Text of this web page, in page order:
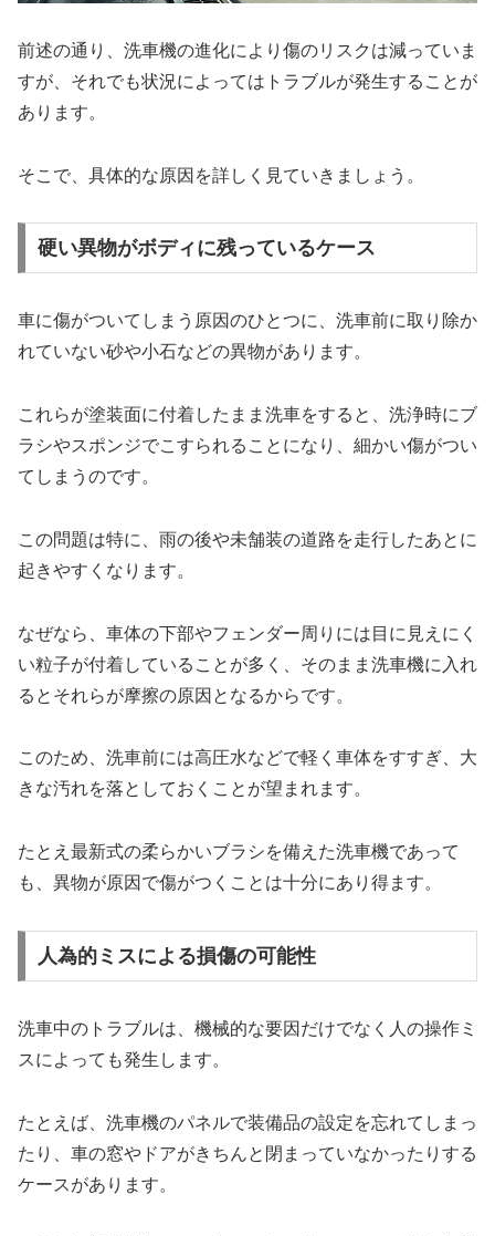
前述の通り、洗車機の進化により傷のリスクは減っていま
すが、それでも状況によってはトラブルが発生することが
あります。
そこで、具体的な原因を詳しく見ていきましょう。
硬い異物がボディに残っているケース
車に傷がついてしまう原因のひとつに、洗車前に取り除か
れていない砂や小石などの異物があります。
これらが塗装面に付着したまま洗車をすると、洗浄時にブ
ラシやスポンジでこすられることになり、細かい傷がつい
てしまうのです。
この問題は特に、雨の後や未舗装の道路を走行したあとに
起きやすくなります。
なぜなら、車体の下部やフェンダー周りには目に見えにく
い粒子が付着していることが多く、そのまま洗車機に入れ
るとそれらが摩擦の原因となるからです。
このため、洗車前には高圧水などで軽く車体をすすぎ、大
きな汚れを落としておくことが望まれます。
たとえ最新式の柔らかいブラシを備えた洗車機であって
も、異物が原因で傷がつくことは十分にあり得ます。
人為的ミスによる損傷の可能性
洗車中のトラブルは、機械的な要因だけでなく人の操作ミ
スによっても発生します。
たとえば、洗車機のパネルで装備品の設定を忘れてしまっ
たり、車の窓やドアがきちんと閉まっていなかったりする
ケースがあります。